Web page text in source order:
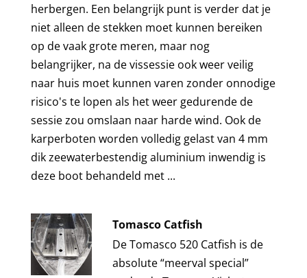
herbergen. Een belangrijk punt is verder dat je
niet alleen de stekken moet kunnen bereiken
op de vaak grote meren, maar nog
belangrijker, na de vissessie ook weer veilig
naar huis moet kunnen varen zonder onnodige
risico's te lopen als het weer gedurende de
sessie zou omslaan naar harde wind. Ook de
karperboten worden volledig gelast van 4 mm
dik zeewaterbestendig aluminium inwendig is
deze boot behandeld met ...
Tomasco Catfish
De Tomasco 520 Catfish is de
absolute “meerval special”